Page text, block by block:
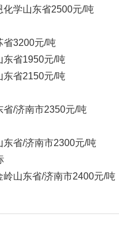
化学山东省2500元/吨
省3200元/吨
东省1950元/吨
东省2150元/吨
省/济南市2350元/吨
东省/济南市2300元/吨
岭山东省/济南市2400元/吨